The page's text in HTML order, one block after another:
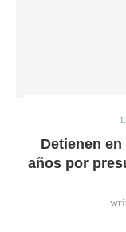
Detienen
años por